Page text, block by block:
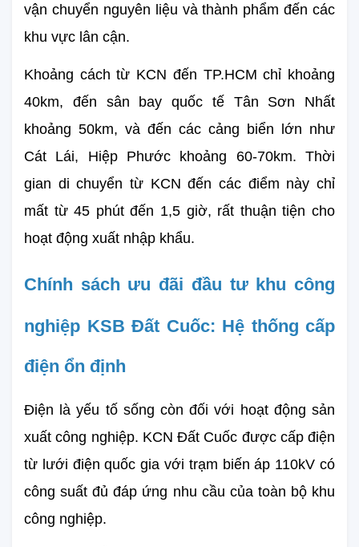
vận chuyển nguyên liệu và thành phẩm đến các
khu vực lân cận.
Khoảng cách từ KCN đến TP.HCM chỉ khoảng
40km, đến sân bay quốc tế Tân Sơn Nhất
khoảng 50km, và đến các cảng biển lớn như
Cát Lái, Hiệp Phước khoảng 60-70km. Thời
gian di chuyển từ KCN đến các điểm này chỉ
mất từ 45 phút đến 1,5 giờ, rất thuận tiện cho
hoạt động xuất nhập khẩu.
Chính sách ưu đãi đầu tư khu công
nghiệp KSB Đất Cuốc: Hệ thống cấp
điện ổn định
Điện là yếu tố sống còn đối với hoạt động sản
xuất công nghiệp. KCN Đất Cuốc được cấp điện
từ lưới điện quốc gia với trạm biến áp 110kV có
công suất đủ đáp ứng nhu cầu của toàn bộ khu
công nghiệp.